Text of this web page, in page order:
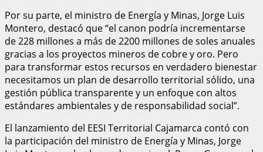
Por su parte, el ministro de Energía y Minas, Jorge Luis
Montero, destacó que “el canon podría incrementarse
de 228 millones a más de 2200 millones de soles anuales
gracias a los proyectos mineros de cobre y oro. Pero
para transformar estos recursos en verdadero bienestar
necesitamos un plan de desarrollo territorial sólido, una
gestión pública transparente y un enfoque con altos
estándares ambientales y de responsabilidad social”.
El lanzamiento del EESI Territorial Cajamarca contó con
la participación del ministro de Energía y Minas, Jorge